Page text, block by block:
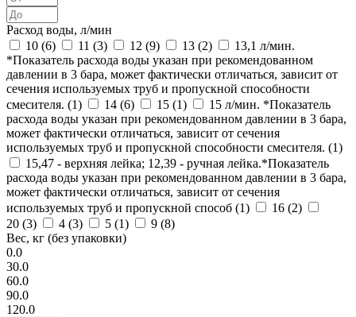
Расход воды, л/мин
10 (6) 11 (3) 12 (9) 13 (2)
13,1 л/мин.
*Показатель расхода воды указан при рекомендованном
давлении в 3 бара, может фактически отличаться, зависит от
сечения используемых труб и пропускной способности
смесителя. (1) 14 (6) 15 (1)
15 л/мин. *Показатель
расхода воды указан при рекомендованном давлении в 3 бара,
может фактически отличаться, зависит от сечения
используемых труб и пропускной способности смесителя. (1)
15,47 - верхняя лейка; 12,39 - ручная лейка.*Показатель
расхода воды указан при рекомендованном давлении в 3 бара,
может фактически отличаться, зависит от сечения
используемых труб и пропускной способ (1) 16 (2)
20 (3) 4 (3) 5 (1) 9 (8)
Вес, кг (без упаковки)
0.0
30.0
60.0
90.0
120.0